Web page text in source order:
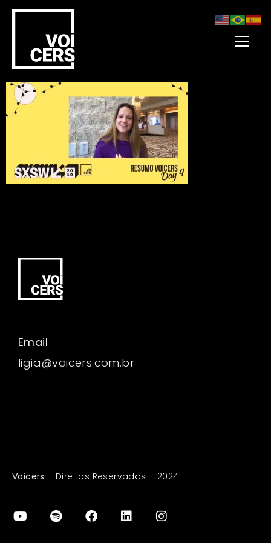
Email
ligia@voicers.com.br
Voicers – Direitos Reservados – 2024